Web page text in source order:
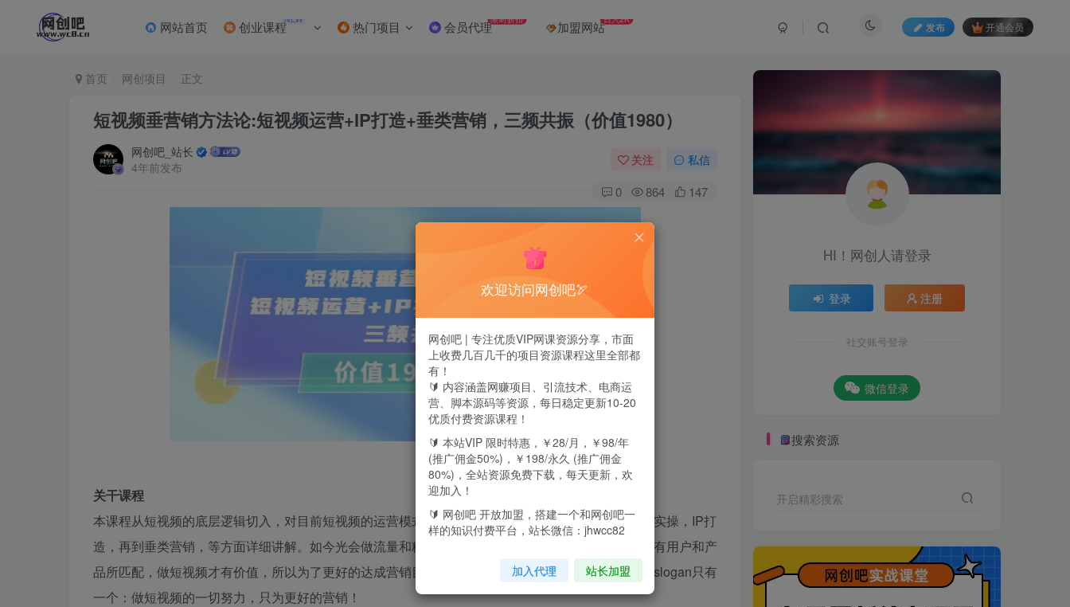
网站首页 创业课程NEW 热门项目 会员代理限时折扣 加盟网站日入2K
发布 开通会员
首页 网创项目 正文
短视频垂营销方法论:短视频运营+IP打造+垂类营销，三频共振（价值1980）
网创吧_站长
4年前发布
关注 私信
0 864 147
关干课程
本课程从短视频的底层逻辑切入，对目前短视频的运营模式重新进行拆解分析，结合了短视频的运营实操，IP打
造，再到垂类营销，等方面详细讲解。如今光会做流量和粉丝，已经不能更好的达成营销目的了，只有用户和产
品所匹配，做短视频才有价值，所以为了更好的达成营销目的，做一个精准的账号才是好的方向课程slogan只有
一个：做短视频的一切努力，只为更好的营销！
HI！网创人请登录
登录 注册
社交账号登录
微信登录
搜索资源
开启精彩搜索
欢迎访问网创吧🏹
网创吧 | 专注优质VIP网课资源分享，市面
上收费几百几千的项目资源课程这里全部都
有！
🔰 内容涵盖网赚项目、引流技术、电商运
营、脚本源码等资源，每日稳定更新10-20
优质付费资源课程！
🔰 本站VIP 限时特惠，￥28/月，￥98/年
(推广佣金50%)，￥198/永久 (推广佣金
80%)，全站资源免费下载，每天更新，欢
迎加入！
🔰 网创吧 开放加盟，搭建一个和网创吧一
样的知识付费平台，站长微信：jhwcc82
加入代理 站长加盟